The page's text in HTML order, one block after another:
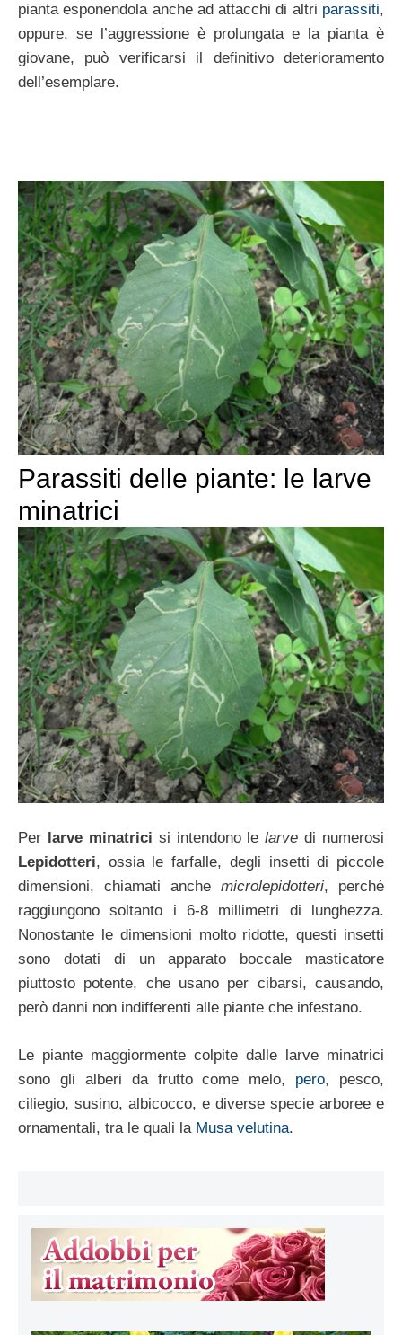
pianta esponendola anche ad attacchi di altri parassiti,
oppure, se l’aggressione è prolungata e la pianta è
giovane, può verificarsi il definitivo deterioramento
dell’esemplare.
Parassiti delle piante: le larve
minatrici
Per larve minatrici si intendono lelarve di numerosi
Lepidotteri, ossia le farfalle, degli insetti di piccole
dimensioni, chiamati anche microlepidotteri, perché
raggiungono soltanto i 6-8 millimetri di lunghezza.
Nonostante le dimensioni molto ridotte, questi insetti
sono dotati di un apparato boccale masticatore
piuttosto potente, che usano per cibarsi, causando,
però danni non indifferenti alle piante che infestano.
Le piante maggiormente colpite dalle larve minatrici
sono gli alberi da frutto come melo, pero, pesco,
ciliegio, susino, albicocco, e diverse specie arboree e
ornamentali, tra le quali la Musa velutina.